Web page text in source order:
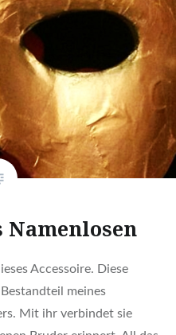
Namenlosen
Accessoire. Diese
meines
Mit ihr verbindet sie